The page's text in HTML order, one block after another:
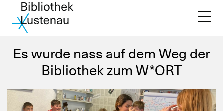
Es wurde nass auf dem Weg der
Bibliothek zum W*ORT